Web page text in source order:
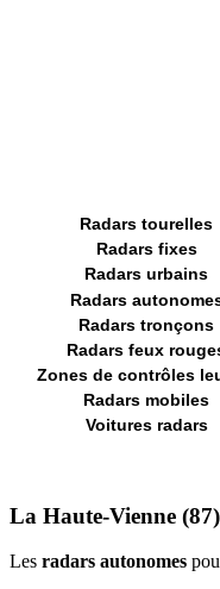
Radars tourelles
Radars fixes
Radars urbains
Radars
Radars tronçons
Radars feux
Zones de contrôles
Radars mobiles
Voitures radars
La Haute-Vienne
Les radars autonomes